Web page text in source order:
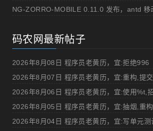
码农网最新帖子
2026年8月08日 程序员老黄历，宜:拒绝996
2026年8月05日 程序员老黄历，宜:抽烟,重构